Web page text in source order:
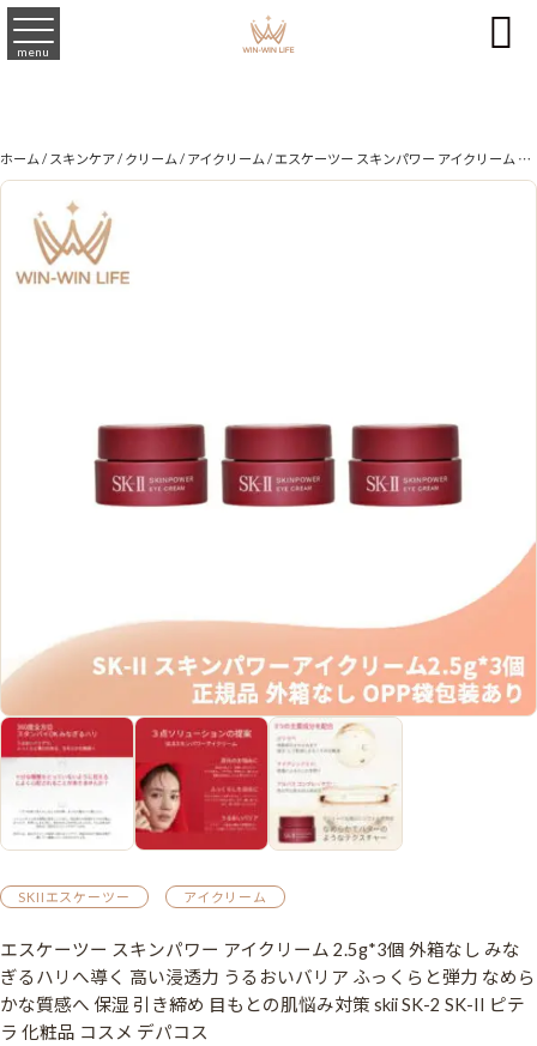
menu 
ホーム/スキンケア/クリーム/アイクリーム/ エスケーツー スキンパワー アイクリーム 2.5g*3個 外箱なし みなぎるハリへ導く 高い浸透力 うるおいバリア ふっくらと弾力 なめらかな質感へ 保湿 引き締め 目もとの肌悩み対策 skii SK-2 SK-II ピテラ 化粧品 コスメ デパコス
SKIIエスケーツー アイクリーム
エスケーツー スキンパワー アイクリーム 2.5g*3個 外箱なし みな
ぎるハリへ導く 高い浸透力 うるおいバリア ふっくらと弾力 なめら
かな質感へ 保湿 引き締め 目もとの肌悩み対策 skii SK-2 SK-II ピテ
ラ 化粧品 コスメ デパコス